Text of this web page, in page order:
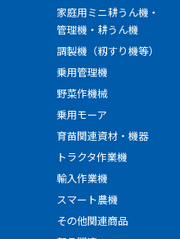
家庭用ミニ耕うん機・
管理機・耕うん機
調製機（籾すり機等）
乗用管理機
野菜作機械
乗用モーア
育苗関連資材・機器
トラクタ作業機
輸入作業機
スマート農機
その他関連商品